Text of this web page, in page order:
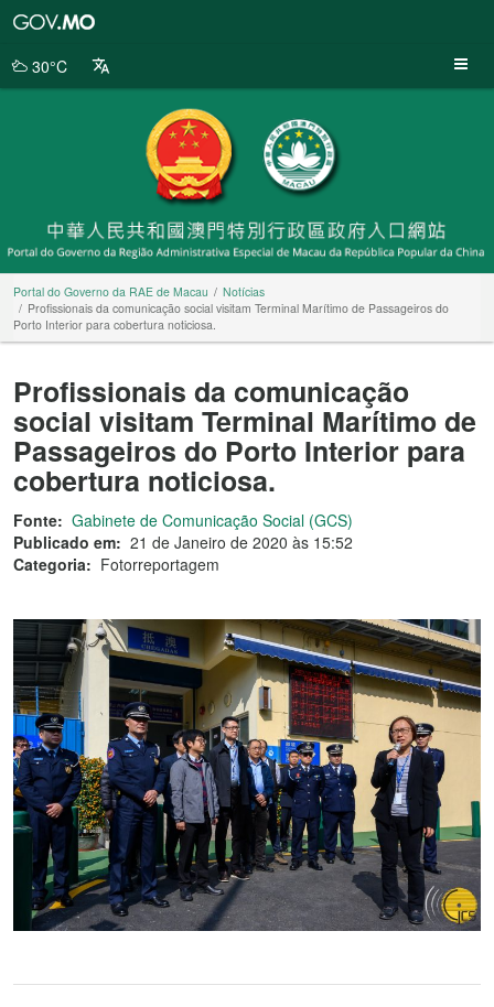
da
30°C
Portal do Governo da RAE de Macau
Notícias
Profissionais da comunicação social visitam Terminal Marítimo de Passageiros do
Porto Interior para cobertura noticiosa.
Profissionais da comunicação
social visitam Terminal Marítimo de
Passageiros do Porto Interior para
cobertura noticiosa.
Fonte: Gabinete de Comunicação Social (GCS)
Publicado em: 21 de Janeiro de 2020 às 15:52
Categoria: Fotorreportagem